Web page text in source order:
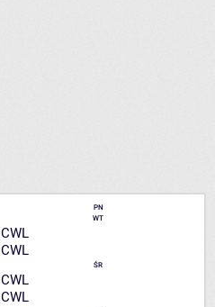
PN
WT
CWL
CWL
ŚR
CWL
CWL